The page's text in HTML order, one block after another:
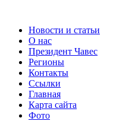
Новости и статьи
О нас
Президент Чавес
Регионы
Контакты
Ссылки
Главная
Карта сайта
Фото